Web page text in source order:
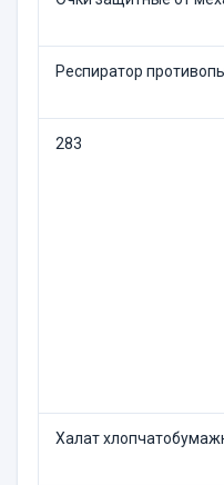
Респиратор
283
Халат